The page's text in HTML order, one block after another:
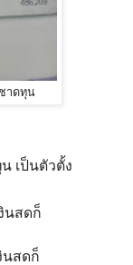
าดทุน
เป็นตัวตั้ง
นสดก็
นสดก็